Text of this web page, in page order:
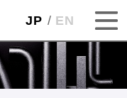
JP EN